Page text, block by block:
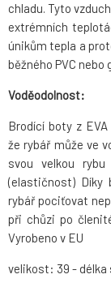
chladu. Tyto
extrémních
únikům tepla a
běžného PVC nebo
Voděodolnost:
Brodící boty z
že rybář může ve
svou velkou
(elastičnost) Díky
rybář pociťovat
při chůzi po
Vyrobeno v EU
velikost: 39 - délka